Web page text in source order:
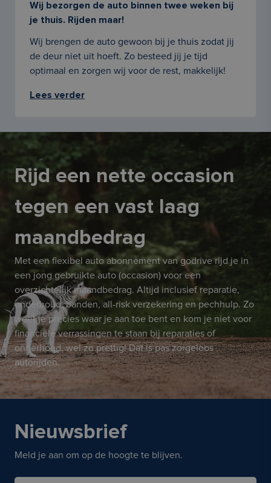
Wij bezorgen de auto binnen twee weken bij
je thuis. Rijden maar!
Wij brengen de auto gewoon bij je thuis zodat jij
de deur niet uit hoeft. Zo besteed jij je tijd
optimaal en zorgen wij voor de rest, makkelijk!
Lees verder
Rijd een nette occasion
tegen een vast laag
maandbedrag
Met een flexibel auto abonnement van godrive rijd je in
een jong gebruikte auto (occasion) voor een
overzichtelijk maandbedrag. Altijd inclusief reparatie,
onderhoud, banden, all-risk verzekering en pechhulp. Zo
weet je precies waar je aan toe bent en kom je niet voor
financiële verrassingen te staan bij reparaties of
onderhoud, wel zo prettig! Dat is pas zorgeloos
autorijden.
Nieuwsbrief
Meld je aan om op de hoogte te blijven.